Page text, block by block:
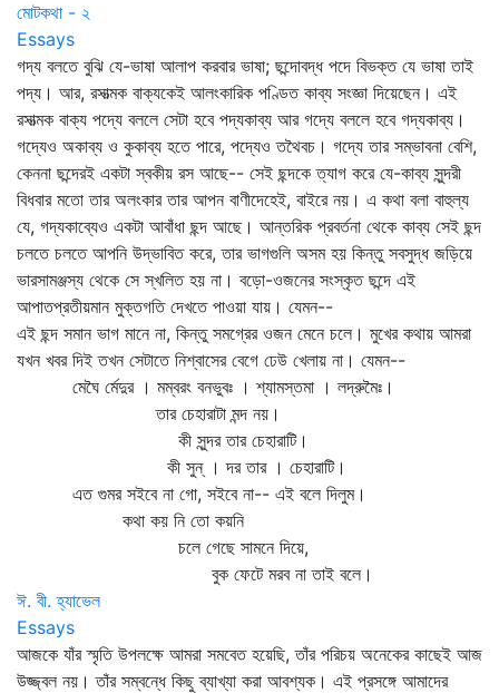
মোটকথা - ২
Essays
গদ্য বলতে বুঝি যে-ভাষা আলাপ করবার ভাষা; ছন্দোবদ্ধ পদে বিভক্ত যে ভাষা তাই
পদ্য। আর, রসাত্মক বাক্যকেই আলংকারিক পণ্ডিত কাব্য সংজ্ঞা দিয়েছেন। এই
রসাত্মক বাক্য পদ্যে বললে সেটা হবে পদ্যকাব্য আর গদ্যে বললে হবে গদ্যকাব্য।
গদ্যেও অকাব্য ও কুকাব্য হতে পারে, পদ্যেও তথৈবচ। গদ্যে তার সম্ভাবনা বেশি,
কেননা ছন্দেরই একটা স্বকীয় রস আছে-- সেই ছন্দকে ত্যাগ করে যে-কাব্য সুন্দরী
বিধবার মতো তার অলংকার তার আপন বাণীদেহেই, বাইরে নয়। এ কথা বলা বাহুল্য
যে, গদ্যকাব্যেও একটা আবাঁধা ছন্দ আছে। আন্তরিক প্রবর্তনা থেকে কাব্য সেই ছন্দ
চলতে চলতে আপনি উদ্ভাবিত করে, তার ভাগগুলি অসম হয় কিন্তু সবসুদ্ধ জড়িয়ে
ভারসামঞ্জস্য থেকে সে স্খলিত হয় না। বড়ো-ওজনের সংস্কৃত ছন্দে এই
আপাতপ্রতীয়মান মুক্তগতি দেখতে পাওয়া যায়। যেমন--
এই ছন্দ সমান ভাগ মানে না, কিন্তু সমগ্রের ওজন মেনে চলে। মুখের কথায় আমরা
যখন খবর দিই তখন সেটাতে নিশ্বাসের বেগে ঢেউ খেলায় না। যেমন--
মেঘৈ র্মেদুর । মম্বরং বনভুবঃ । শ্যামস্তমা । লদ্রুমৈঃ।
তার চেহারাটা মন্দ নয়।
কী সুন্দর তার চেহারাটি।
কী সুন্‌ । দর তার । চেহারাটি।
এত গুমর সইবে না গো, সইবে না-- এই বলে দিলুম।
কথা কয় নি তো কয়নি
চলে গেছে সামনে দিয়ে,
বুক ফেটে মরব না তাই বলে।
ঈ. বী. হ্যাভেল
Essays
আজকে যাঁর স্মৃতি উপলক্ষে আমরা সমবেত হয়েছি, তাঁর পরিচয় অনেকের কাছেই আজ
উজ্জ্বল নয়। তাঁর সম্বন্ধে কিছু ব্যাখ্যা করা আবশ্যক। এই প্রসঙ্গে আমাদের